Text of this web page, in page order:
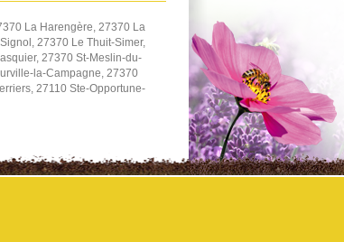
La Harengère, 27370 La
27370 Le Thuit-Simer,
27370 St-Meslin-du-
la-Campagne, 27370
27110 Ste-Opportune-